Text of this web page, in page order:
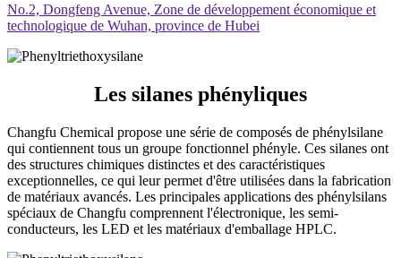
No.2, Dongfeng Avenue, Zone de développement économique et
technologique de Wuhan, province de Hubei
Les silanes phényliques
Changfu Chemical propose une série de composés de phénylsilane
qui contiennent tous un groupe fonctionnel phényle. Ces silanes ont
des structures chimiques distinctes et des caractéristiques
exceptionnelles, ce qui leur permet d'être utilisées dans la fabrication
de matériaux avancés. Les principales applications des phénylsilans
spéciaux de Changfu comprennent l'électronique, les semi-
conducteurs, les LED et les matériaux d'emballage HPLC.